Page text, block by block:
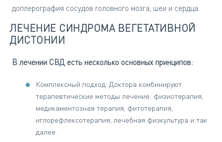
доплерография сосудов головного мозга, шеи и сердца.
ЛЕЧЕНИЕ СИНДРОМА ВЕГЕТАТИВНОЙ
ДИСТОНИИ
В лечении СВД есть несколько основных принципов:
Комплексный подход. Доктора комбинируют
терапевтические методы лечение: физиотерапия,
медикаментозная терапия, фитотерапия,
иглорефлексотерапия, лечебная физкультура и так
далее.